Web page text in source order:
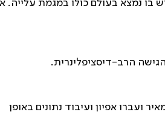
בו נמצא בעולם כולו במגמת עלייה.
הרב-דיסציפלינרית.
במרכז הרפואי מאיר ועברו אפיון ועיבוד נתונים באופן